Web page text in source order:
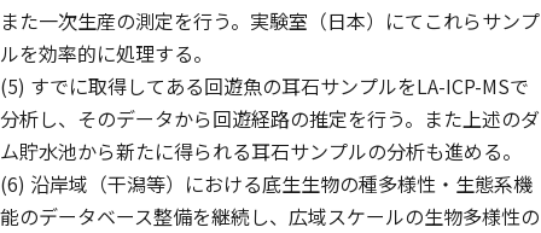
また一次生産の測定を行う。実験室（日本）にてこれらサンプ
ルを効率的に処理する。
(5) すでに取得してある回遊魚の耳石サンプルをLA-ICP-MSで
分析し、そのデータから回遊経路の推定を行う。また上述のダ
ム貯水池から新たに得られる耳石サンプルの分析も進める。
(6) 沿岸域（干潟等）における底生生物の種多様性・生態系機
能のデータベース整備を継続し、広域スケールの生物多様性の